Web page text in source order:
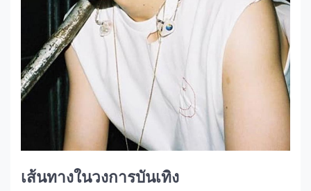
เส้นทางในวงการบันเทิง